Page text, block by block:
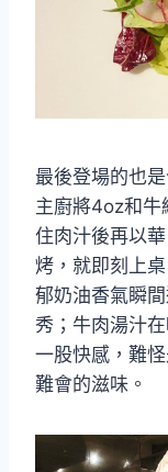
最後登場的也
主廚將4oz和牛
住肉汁後再以
烤，就即刻上
郁奶油香氣瞬
秀；牛肉湯汁
一股快感，難
難會的滋味。